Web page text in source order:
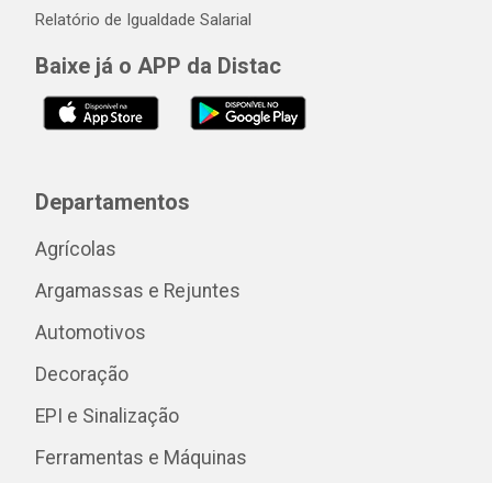
Relatório de Igualdade Salarial
Baixe já o APP da Distac
Departamentos
Agrícolas
Argamassas e Rejuntes
Automotivos
Decoração
EPI e Sinalização
Ferramentas e Máquinas